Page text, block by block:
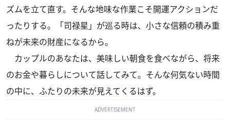
ズムを立て直す。そんな地味な作業こそ開運アクションだ
ったりする。「司禄星」が巡る時は、小さな信頼の積み重
ねが未来の財産になるから。
カップルのあなたは、美味しい朝食を食べながら、将来
のお金や暮らしについて話してみて。そんな何気ない時間
の中に、ふたりの未来が見えてくるはず。
ADVERTISEMENT